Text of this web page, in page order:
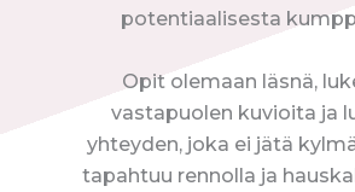
potentiaalisesta
Opit olemaan läsnä,
vastapuolen kuvioita ja
yhteyden, joka ei jätä
tapahtuu rennolla ja